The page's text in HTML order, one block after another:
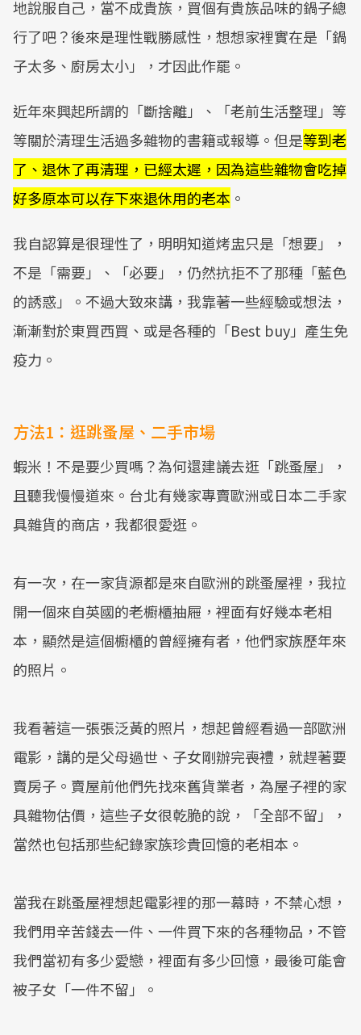
地說服自己，當不成貴族，買個有貴族品味的鍋子總
行了吧？後來是理性戰勝感性，想想家裡實在是「鍋
子太多、廚房太小」，才因此作罷。
近年來興起所謂的「斷捨離」、「老前生活整理」等
等關於清理生活過多雜物的書籍或報導。但是等到老
了、退休了再清理，已經太遲，因為這些雜物會吃掉
好多原本可以存下來退休用的老本 。
我自認算是很理性了，明明知道烤盅只是「想要」，
不是「需要」、「必要」，仍然抗拒不了那種「藍色
的誘惑」。不過大致來講，我靠著一些經驗或想法，
漸漸對於東買西買、或是各種的「Best buy」產生免
疫力。
方法1：逛跳蚤屋、二手市場
蝦米！不是要少買嗎？為何還建議去逛「跳蚤屋」，
且聽我慢慢道來。台北有幾家專賣歐洲或日本二手家
具雜貨的商店，我都很愛逛。
有一次，在一家貨源都是來自歐洲的跳蚤屋裡，我拉
開一個來自英國的老櫥櫃抽屜，裡面有好幾本老相
本，顯然是這個櫥櫃的曾經擁有者，他們家族歷年來
的照片。
我看著這一張張泛黃的照片，想起曾經看過一部歐洲
電影，講的是父母過世、子女剛辦完喪禮，就趕著要
賣房子。賣屋前他們先找來舊貨業者，為屋子裡的家
具雜物估價，這些子女很乾脆的說，「全部不留」，
當然也包括那些紀錄家族珍貴回憶的老相本。
當我在跳蚤屋裡想起電影裡的那一幕時，不禁心想，
我們用辛苦錢去一件、一件買下來的各種物品，不管
我們當初有多少愛戀，裡面有多少回憶，最後可能會
被子女「一件不留」。